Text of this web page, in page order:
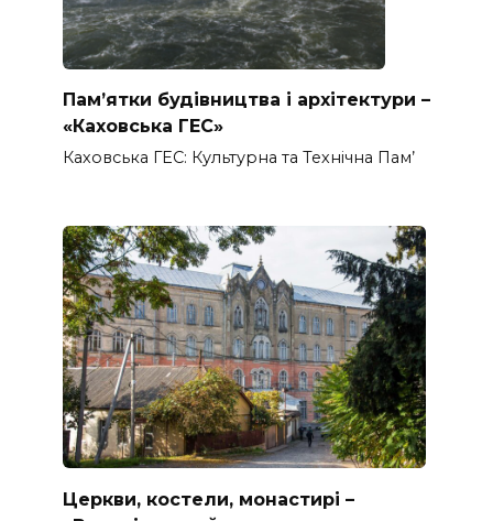
Пам’ятки будівництва і архітектури –
«Каховська ГЕС»
Каховська ГЕС: Культурна та Технічна Пам’
Церкви, костели, монастирі –